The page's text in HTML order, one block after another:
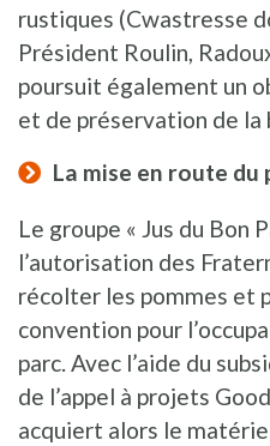
rustiques (Cwastresse
Président Roulin,
poursuit également un
et de préservation de la
La mise en route du
Le groupe « Jus du Bon
l’autorisation des
récolter les pommes et
convention pour
parc. Avec l’aide du
de l’appel à projets
acquiert alors le